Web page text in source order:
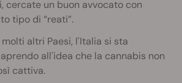
cercate un buon avvocato con
tipo di “reati”.
altri Paesi, l'Italia si sta
all'idea che la cannabis non
cattiva.